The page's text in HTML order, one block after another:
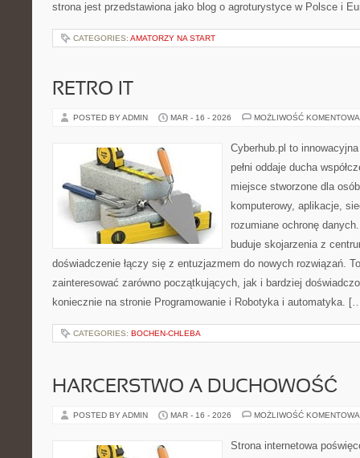
strona jest przedstawiona jako blog o agroturystyce w Polsce i
CATEGORIES: AMATORZY NA START
RETRO IT
POSTED BY ADMIN MAR - 16 - 2026 MOŻLIWOŚĆ
Cyberhub.pl to
pełni oddaje ducha
miejsce stworzone dla
komputerowy, aplikacje,
rozumiane ochronę
buduje skojarzenia z
doświadczenie łączy się z entuzjazmem do nowych rozwiązań.
zainteresować zarówno początkujących, jak i bardziej
koniecznie na stronie Programowanie i Robotyka i automatyka.
CATEGORIES: BOCHEN-CHLEBA
HARCERSTWO A DUCHOWOŚĆ
POSTED BY ADMIN MAR - 16 - 2026 MOŻLIWOŚĆ
Strona internetowa